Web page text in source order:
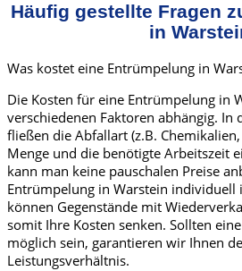
Häufig gestellte Fragen
in
Was kostet eine Entrümpelung in
Die Kosten für eine Entrümpelung in
verschiedenen Faktoren abhängig. In
fließen die Abfallart (z.B.
Menge und die benötigte Arbeitszeit
kann man keine pauschalen Preise
Entrümpelung in Warstein individuell
können Gegenstände mit
somit Ihre Kosten senken. Sollten
möglich sein, garantieren wir Ihnen
Leistungsverhältnis.